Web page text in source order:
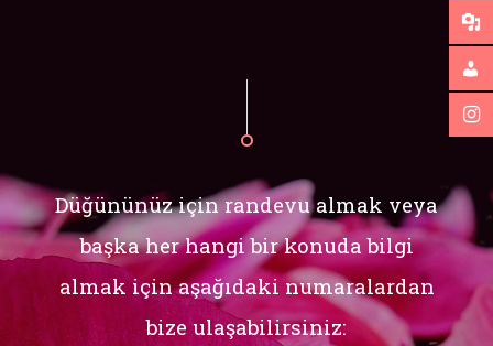
Düğününüz için randevu almak veya
başka her hangi bir konuda bilgi
almak için aşağıdaki numaralardan
bize ulaşabilirsiniz: